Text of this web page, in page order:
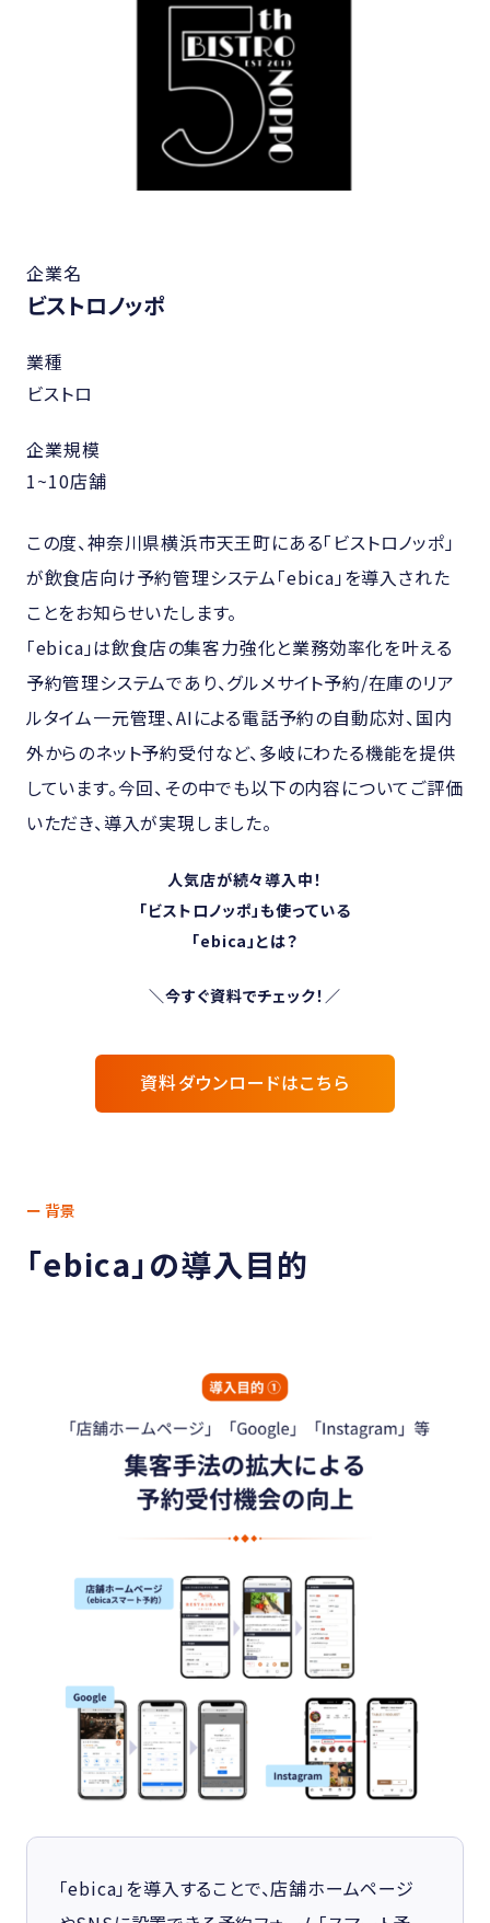
企業名
ビストロノッポ
業種
ビストロ
企業規模
1~10店舗
この度、神奈川県横浜市天王町にある「ビストロノッポ」
が飲食店向け予約管理システム「ebica」を導入された
ことをお知らせいたします。
「ebica」は飲食店の集客力強化と業務効率化を叶える
予約管理システムであり、グルメサイト予約/在庫のリア
ルタイム一元管理、AIによる電話予約の自動応対、国内
外からのネット予約受付など、多岐にわたる機能を提供
しています。今回、その中でも以下の内容についてご評価
いただき、導入が実現しました。
人気店が続々導入中！
「ビストロノッポ」も使っている
「ebica」とは？
＼今すぐ資料でチェック！／
資料ダウンロードはこちら
ー 背景
「ebica」の導入目的
「ebica」を導入することで、店舗ホームページ